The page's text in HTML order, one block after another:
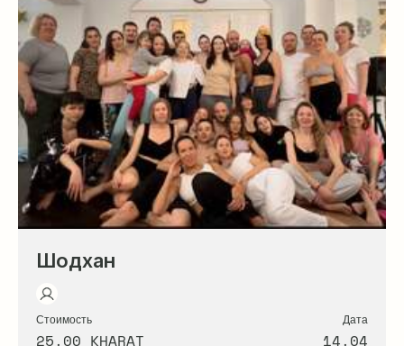
Шодхан
Стоимость
25.00 KHARAT
Дата
14.04